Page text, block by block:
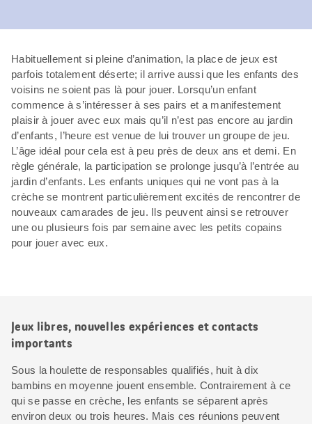
Habituellement si pleine d’animation, la place de jeux est
parfois totalement déserte; il arrive aussi que les enfants des
voisins ne soient pas là pour jouer. Lorsqu’un enfant
commence à s’intéresser à ses pairs et a manifestement
plaisir à jouer avec eux mais qu’il n’est pas encore au jardin
d’enfants, l’heure est venue de lui trouver un groupe de jeu.
L’âge idéal pour cela est à peu près de deux ans et demi. En
règle générale, la participation se prolonge jusqu’à l’entrée au
jardin d’enfants. Les enfants uniques qui ne vont pas à la
crèche se montrent particulièrement excités de rencontrer de
nouveaux camarades de jeu. Ils peuvent ainsi se retrouver
une ou plusieurs fois par semaine avec les petits copains
pour jouer avec eux.
Jeux libres, nouvelles expériences et contacts
importants
Sous la houlette de responsables qualifiés, huit à dix
bambins en moyenne jouent ensemble. Contrairement à ce
qui se passe en crèche, les enfants se séparent après
environ deux ou trois heures. Mais ces réunions peuvent